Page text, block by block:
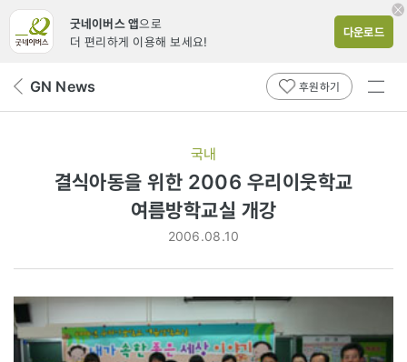
굿네이버스 앱으로
더 편리하게 이용해 보세요!
다운로드
뒤 GN News 후원하기
전체
국내
결식아동을 위한 2006 우리이웃학교
여름방학교실 개강
2006.08.10